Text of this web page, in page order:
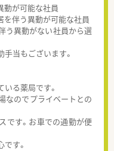
動が可能な社員
伴う異動が可能な社員
う異動がない社員から選
当もございます。
る薬局です。
なのでプライベートとの
です。お車での通勤が便
す。